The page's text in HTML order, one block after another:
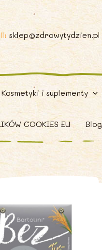
sklep@zdrowytydzien.pl
Kosmetyki i suplementy
COOKIES EU Blog